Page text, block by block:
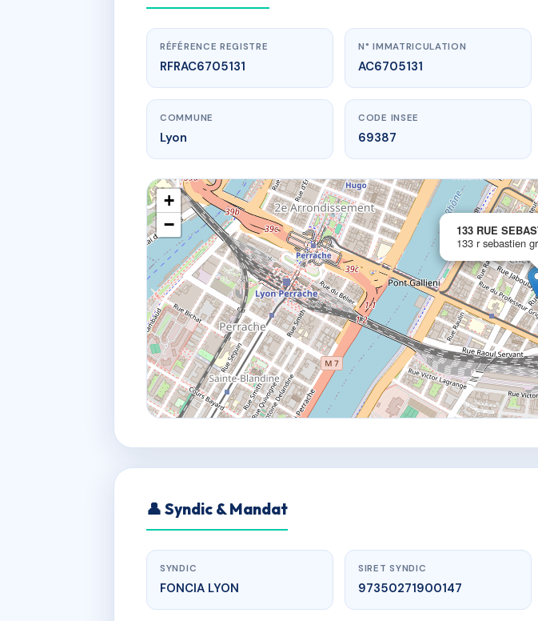
www.vme.plus/AC6705131
133 RUE SEBASTIEN GRYPHE
133 r sebastien gryphe69007 Lyon
RÉFÉRENCE REGISTRE
RFRAC6705131
N° IMMATRICULATION
AC6705131
COMMUNE
Lyon
CODE INSEE
69387
133 RUE
133 r sebastien
+
−
👤 Syndic & Mandat
SYNDIC
FONCIA LYON
SIRET SYNDIC
97350271900147